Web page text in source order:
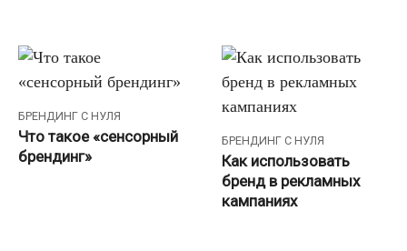
БРЕНДИНГ С НУЛЯ
Что такое «сенсорный
брендинг»
БРЕНДИНГ С НУЛЯ
Как использовать
бренд в рекламных
кампаниях